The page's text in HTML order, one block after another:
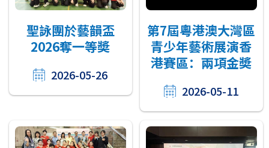
聖詠團於藝韻盃
2026奪一等奬
2026-05-26
第7屆粵港澳大灣區
青少年藝術展演香
港賽區：兩項金奬
2026-05-11